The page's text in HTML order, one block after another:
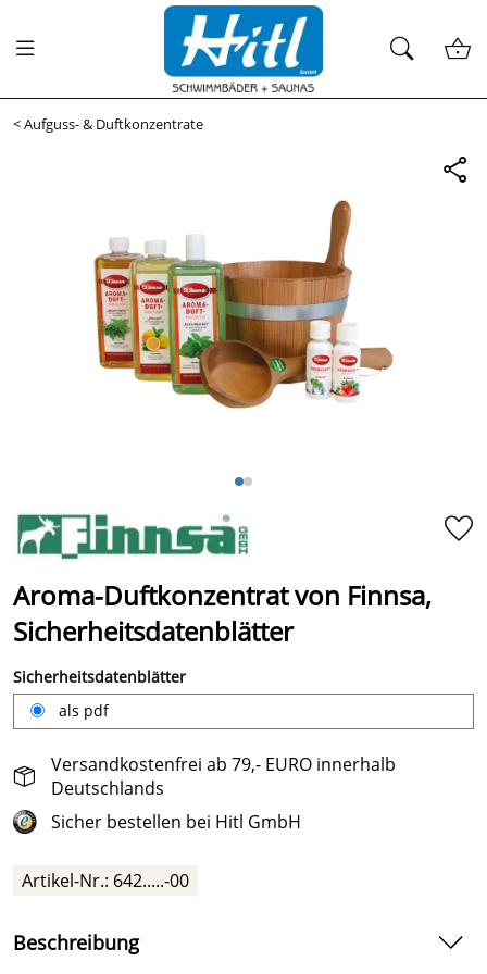
<Aufguss- & Duftkonzentrate
Aroma-Duftkonzentrat von Finnsa,
Sicherheitsdatenblätter
Sicherheitsdatenblätter
als pdf
Versandkostenfrei ab 79,- EURO innerhalb
Deutschlands
Sicher bestellen bei Hitl GmbH
Artikel-Nr.: 642.....-00
Beschreibung